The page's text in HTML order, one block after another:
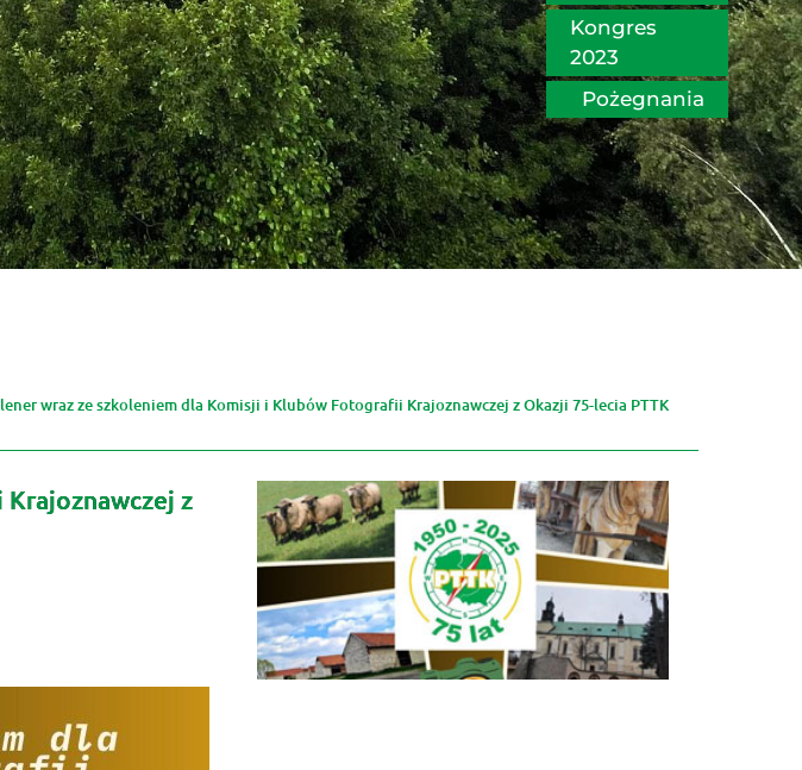
Kongres
2023
Pożegnania
wraz ze szkoleniem dla Komisji i Klubów Fotografii Krajoznawczej z Okazji 75-lecia PTTK
z